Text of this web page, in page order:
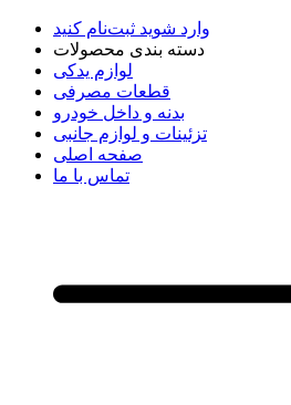
وارد شوید ثبت‌نام کنید
دسته بندی محصولات
لوازم یدکی
قطعات مصرفی
بدنه و داخل خودرو
تزئینات و لوازم جانبی
صفحه اصلی
تماس با ما